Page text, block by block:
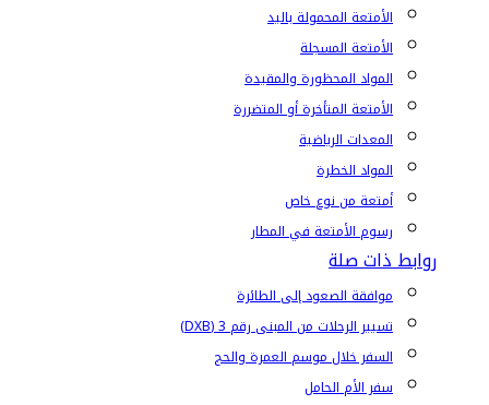
الأمتعة المحمولة باليد
الأمتعة المسجلة
المواد المحظورة والمقيدة
الأمتعة المتأخرة أو المتضررة
المعدات الرياضية
المواد الخطرة
أمتعة من نوع خاص
رسوم الأمتعة في المطار
روابط ذات صلة
موافقة الصعود إلى الطائرة
تسيير الرحلات من المبنى رقم 3 (DXB)
السفر خلال موسم العمرة والحج
سفر الأم الحامل